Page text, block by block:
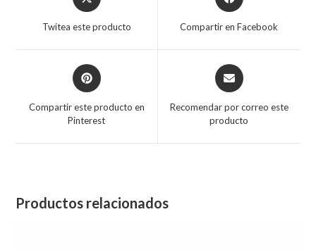
in
Twitea este producto
in
Compartir en Facebook
Opens
in
new
Compartir este producto en
Pinterest
Opens
in
new
Recomendar por correo este
producto
Productos relacionados